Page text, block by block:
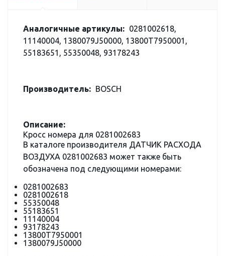
Аналогичные артикулы: 0281002618,
11140004, 1380079J50000, 13800T7950001,
55183651, 55350048, 93178243
Производитель: BOSCH
Описание:
Кросс номера для 0281002683
В каталоге производителя ДАТЧИК РАСХОДА
ВОЗДУХА 0281002683 может также быть
обозначена под следующими номерами:
0281002683
0281002618
55350048
55183651
11140004
93178243
13800T7950001
1380079J50000